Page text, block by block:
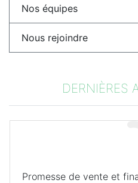
Nos équipes
Nous rejoindre
DERNIÈRES
Promesse de vente et